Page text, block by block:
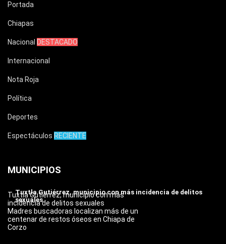
Portada
Chiapas
Nacional DESTACADO
Internacional
Nota Roja
Política
Deportes
Espectáculos RECIENTE
MUNICIPIOS
Tuxtla Gutiérrez, municipio con más incidencia de delitos
sexuales
Tuxtla Gutiérrez, municipio con más
incidencia de delitos sexuales
Madres buscadoras localizan más de un
centenar de restos óseos en Chiapa de
Corzo